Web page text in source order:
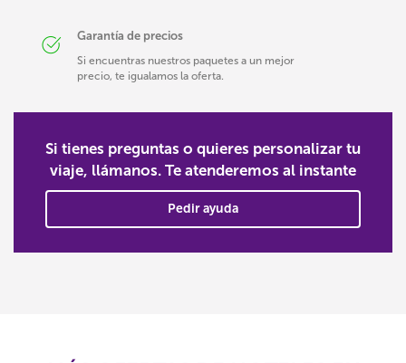
Garantía de precios
Si encuentras nuestros paquetes a un mejor
precio, te igualamos la oferta.
Si tienes preguntas o quieres personalizar tu
viaje, llámanos. Te atenderemos al instante
Pedir ayuda